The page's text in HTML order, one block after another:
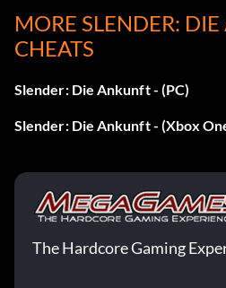
MORE SLENDER:
CHEATS
Slender: Die Ankunft - (PC)
Slender: Die Ankunft - (Xbox
The Hardcore Gaming